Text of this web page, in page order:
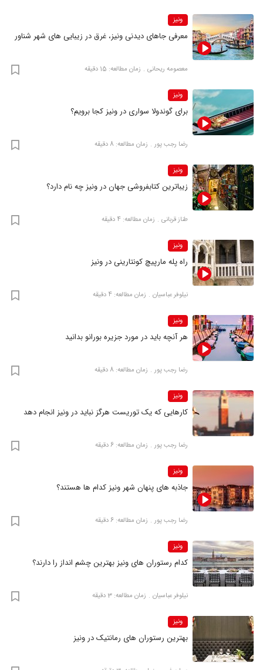
ونیز
معرفی جاهای دیدنی ونیز، غرق در زیبایی‌ های شهر شناور
معصومه ریحانی زمان مطالعه: 15 دقیقه
ونیز
برای گوندولا سواری در ونیز کجا برویم؟
رضا‍ رجب پور زمان مطالعه: 8 دقیقه
ونیز
زیباترین کتابفروشی جهان در ونیز چه نام دارد؟
طناز قربانی زمان مطالعه: 4 دقیقه
ونیز
راه پله مارپیچ کونتارینی در ونیز
نیلوفر عباسیان زمان مطالعه: 4 دقیقه
ونیز
هر آنچه باید در مورد جزیره بورانو بدانید
رضا‍ رجب پور زمان مطالعه: 8 دقیقه
ونیز
کارهایی که یک توریست هرگز نباید در ونیز انجام دهد
رضا‍ رجب پور زمان مطالعه: 6 دقیقه
ونیز
جاذبه های پنهان شهر ونیز کدام ها هستند؟
رضا‍ رجب پور زمان مطالعه: 6 دقیقه
ونیز
کدام رستوران های ونیز بهترین چشم انداز را دارند؟
نیلوفر عباسیان زمان مطالعه: 3 دقیقه
ونیز
بهترین رستوران های رمانتیک در ونیز